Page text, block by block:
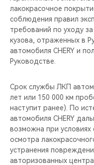
лакокрасочное
соблюдения правил
требований по уходу
кузова, отраженных в
автомобиля CHERY и
Руководстве.
Срок службы ЛКП
лет или 150 000 км
наступит ранее). По
автомобиля CHERY
возможна при
осмотра
устранения
авторизованных